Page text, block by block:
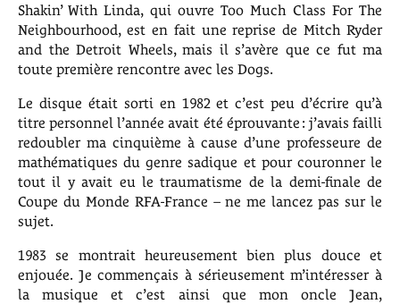
Shakin’ With Linda, qui ouvre Too Much Class For The
Neighbourhood, est en fait une reprise de Mitch Ryder
and the Detroit Wheels, mais il s’avère que ce fut ma
toute première rencontre avec les Dogs.
Le disque était sorti en 1982 et c’est peu d’écrire qu’à
titre personnel l’année avait été éprouvante : j’avais failli
redoubler ma cinquième à cause d’une professeure de
mathématiques du genre sadique et pour couronner le
tout il y avait eu le traumatisme de la demi-finale de
Coupe du Monde RFA-France – ne me lancez pas sur le
sujet.
1983 se montrait heureusement bien plus douce et
enjouée. Je commençais à sérieusement m’intéresser à
la musique et c’est ainsi que mon oncle Jean,